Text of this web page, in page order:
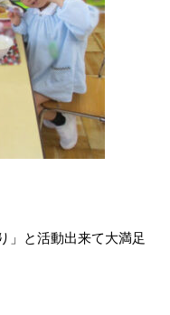
」と活動出来て大満足